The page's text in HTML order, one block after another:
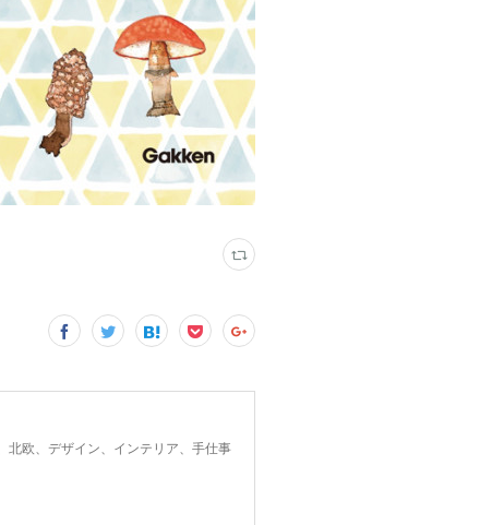
北欧、デザイン、インテリア、手仕事